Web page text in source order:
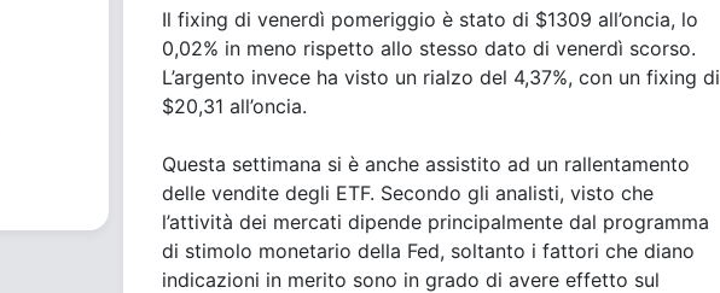
Il fixing di venerdì pomeriggio è stato di $1309 all’oncia, lo
0,02% in meno rispetto allo stesso dato di venerdì scorso.
L’argento invece ha visto un rialzo del 4,37%, con un fixing di
$20,31 all’oncia.
Questa settimana si è anche assistito ad un rallentamento
delle vendite degli ETF. Secondo gli analisti, visto che
l’attività dei mercati dipende principalmente dal programma
di stimolo monetario della Fed, soltanto i fattori che diano
indicazioni in merito sono in grado di avere effetto sul